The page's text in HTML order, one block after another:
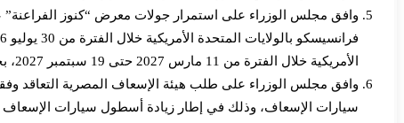
الأمريكية خلال الفترة من 11 مارس 2027 حتى 19 سبتمبر 2027، بخلاف فترتي التغليف والنقل والشحن.
سيارات الإسعاف، وذلك في إطار زيادة أسطول سيارات الإسعاف